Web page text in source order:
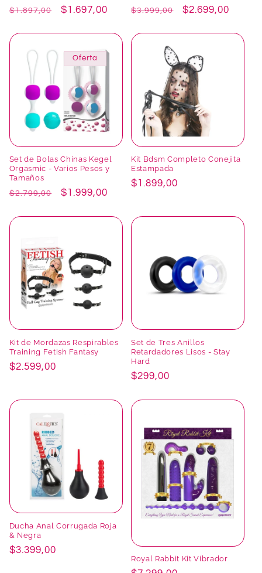
Precio
$1.897,00
Precio
$1.697,00
Precio
$3.999,00
Precio
$2.699,00
Oferta
Set de Bolas Chinas Kegel
Orgasmic - Varios Pesos y
Tamaños
Precio
$2.799,00
Precio
$1.999,00
Kit Bdsm Completo Conejita
Estampada
Precio
$1.899,00
Kit de Mordazas Respirables
Training Fetish Fantasy
Precio
$2.599,00
Set de Tres Anillos
Retardadores Lisos - Stay
Hard
Precio
$299,00
Ducha Anal Corrugada Roja
& Negra
Precio
$3.399,00
Royal Rabbit Kit Vibrador